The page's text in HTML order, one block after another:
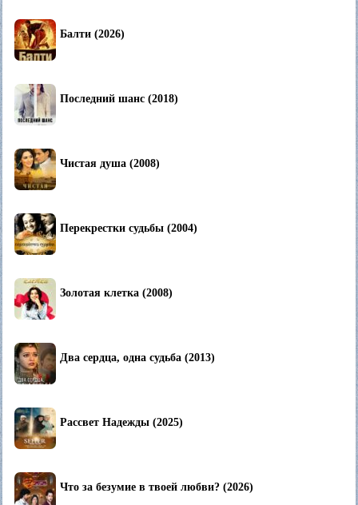
Балти (2026)
Последний шанс (2018)
Чистая душа (2008)
Перекрестки судьбы (2004)
Золотая клетка (2008)
Два сердца, одна судьба (2013)
Рассвет Надежды (2025)
Что за безумие в твоей любви? (2026)